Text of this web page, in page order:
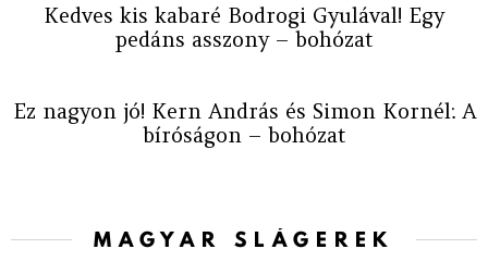
Kedves kis kabaré Bodrogi Gyulával! Egy
pedáns asszony – bohózat
Ez nagyon jó! Kern András és Simon Kornél: A
bíróságon – bohózat
MAGYAR SLÁGEREK